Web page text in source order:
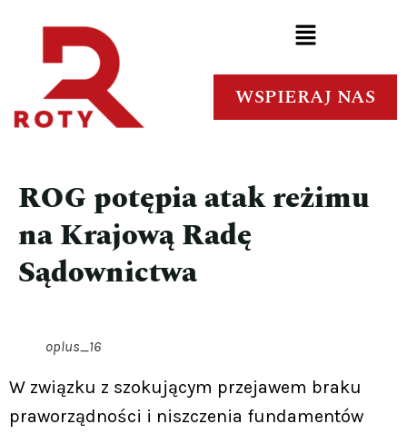
WSPIERAJ NAS
ROG potępia atak reżimu
na Krajową Radę
Sądownictwa
oplus_16
W związku z szokującym przejawem braku
praworządności i niszczenia fundamentów